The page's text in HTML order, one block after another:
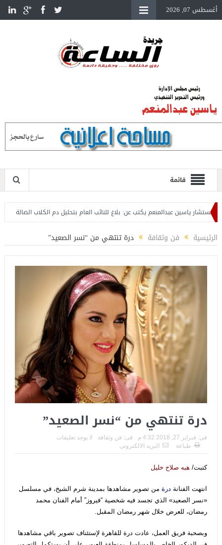
أغسطس 07, 2026
قائمة
ياسين عبدالمنعم يكتب عن: بلاغ للنائب العام بتحليل دم الكلاب الضالة
الرئيسية فن وثقافة درة تنتهي من “نسر الصعيد”
درة تنتهي من “نسر الصعيد”
فى: فبراير 27, 2018 4:32 م فى: فن وثقافة
لا يوجد تعليقات
طباعة
البريد الالكترونى
كتبت/ هبه صلاح خليل
انتهت الفنانة درة من تصوير مشاهدها بمدينة شرم الشيخ، في مسلسل
«نسر الصعيد» الذي تجسد فيه شخصية “فيروز” أمام الفنان محمد
رمضان، للعرض خلال شهر رمضان المقبل.
وبصحبة فريق العمل، عادت درة للقاهرة لإستئناف تصوير باقي مشاهدها